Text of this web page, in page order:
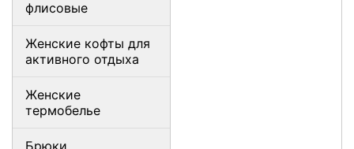
флисовые
Женские кофты для
активного отдыха
Женские
термобелье
Брюки